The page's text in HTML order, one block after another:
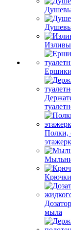
Изливы
Полки,
Крючки
мыла